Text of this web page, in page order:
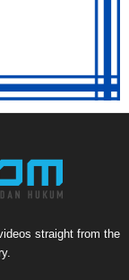
straight from the